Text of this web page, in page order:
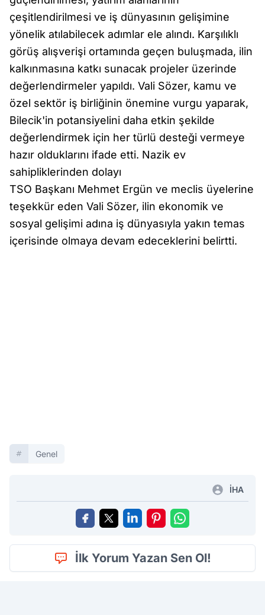
çeşitlendirilmesi ve iş dünyasının gelişimine
yönelik atılabilecek adımlar ele alındı. Karşılıklı
görüş alışverişi ortamında geçen buluşmada, ilin
kalkınmasına katkı sunacak projeler üzerinde
değerlendirmeler yapıldı. Vali Sözer, kamu ve
özel sektör iş birliğinin önemine vurgu yaparak,
Bilecik'in potansiyelini daha etkin şekilde
değerlendirmek için her türlü desteği vermeye
hazır olduklarını ifade etti. Nazik ev
sahipliklerinden dolayı
TSO Başkanı Mehmet Ergün ve meclis üyelerine
teşekkür eden Vali Sözer, ilin ekonomik ve
sosyal gelişimi adına iş dünyasıyla yakın temas
içerisinde olmaya devam edeceklerini belirtti.
Genel
İHA
İlk Yorum Yazan Sen Ol!